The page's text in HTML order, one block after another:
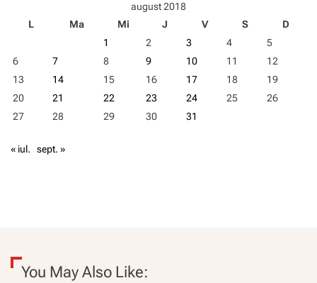
august 2018
L
Ma Mi J V S
D
1
2 3 4
5
6
7 8 9 10 11
12
13
14 15 16 17 18
19
20
21 22 23 24 25
26
27
28 29 30 31
« iul. sept. »
You May Also Like: